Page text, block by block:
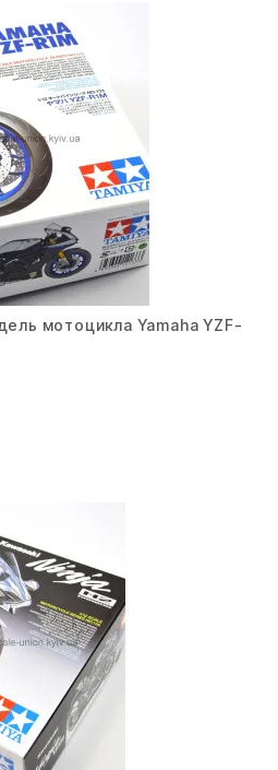
мотоцикла Yamaha YZF-